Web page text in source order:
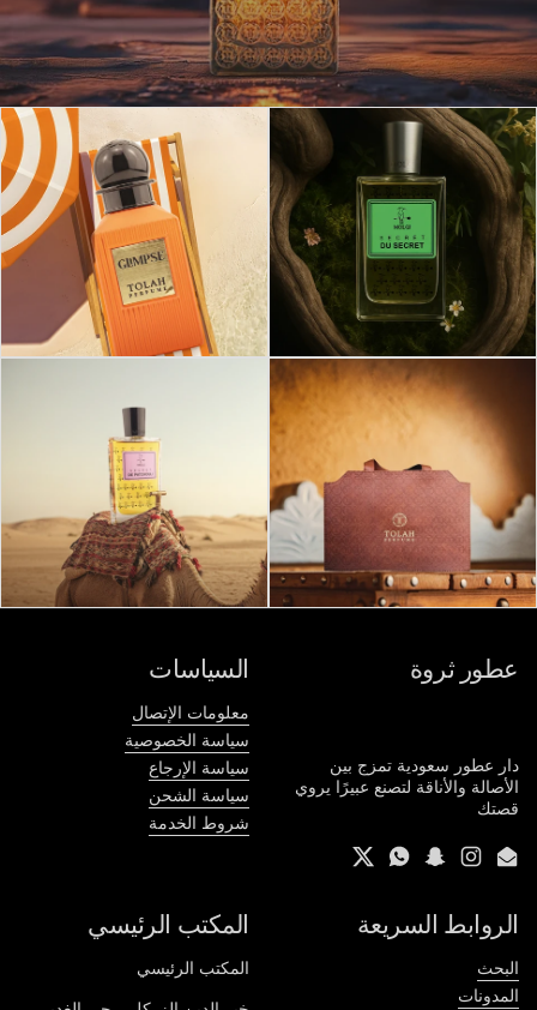
عطور ثروة
دار عطور سعودية تمزج بين
الأصالة والأناقة لتصنع عبيرًا يروي
قصتك
Email
Instagram
Snapchat
WhatsApp
Twitter
السياسات
معلومات الإتصال
سياسة الخصوصية
سياسة الإرجاع
سياسة الشحن
شروط الخدمة
الروابط السريعة
البحث
المدونات
المكتب الرئيسي
المكتب الرئيسي